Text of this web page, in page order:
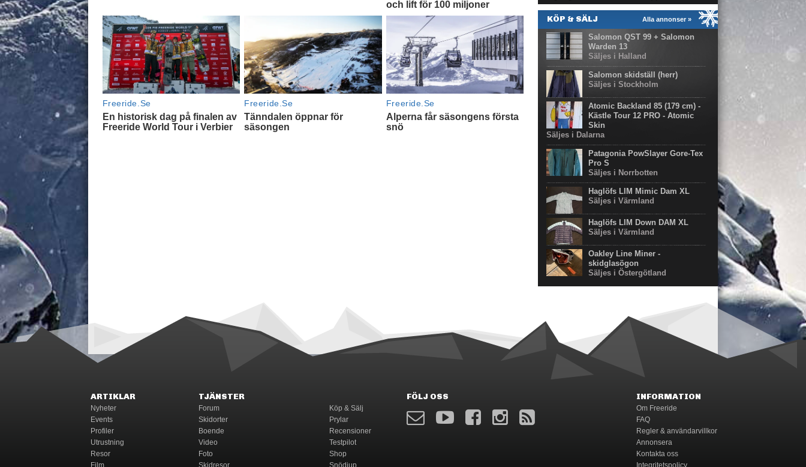
Alla annonser »
KÖP & SÄLJ
Salomon QST 99 + Salomon
Warden 13
Säljes i Halland
Salomon skidställ (herr)
Säljes i Stockholm
Atomic Backland 85 (179 cm) -
Kästle Tour 12 PRO - Atomic
Skin
Säljes i Dalarna
Patagonia PowSlayer Gore-Tex
Pro S
Säljes i Norrbotten
Haglöfs LIM Mimic Dam XL
Säljes i Värmland
Haglöfs LIM Down DAM XL
Säljes i Värmland
Oakley Line Miner -
skidglasögon
Säljes i Östergötland
ARTIKLAR
Nyheter
Events
Profiler
Utrustning
Resor
Film
TJÄNSTER
Forum
Skidorter
Boende
Video
Foto
Skidresor
Köp & Sälj
Prylar
Recensioner
Testpilot
Shop
Snödjup
FÖLJ OSS INFORMATION
Om Freeride
FAQ
Regler & användarvillkor
Annonsera
Kontakta oss
Integritetspolicy